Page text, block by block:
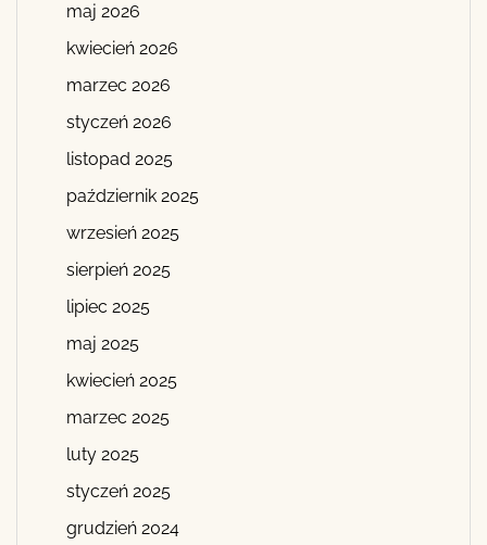
maj 2026
kwiecień 2026
marzec 2026
styczeń 2026
listopad 2025
październik 2025
wrzesień 2025
sierpień 2025
lipiec 2025
maj 2025
kwiecień 2025
marzec 2025
luty 2025
styczeń 2025
grudzień 2024